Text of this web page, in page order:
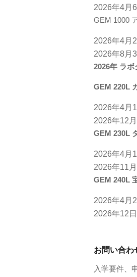
2026年4月
GEM 1000
2026年4月
2026年8月
2026年 ラ
GEM 220L
2026年4月
2026年12
GEM 230L
2026年4月
2026年11
GEM 240L
2026年4月
2026年12
お問い合わ
入学要件、